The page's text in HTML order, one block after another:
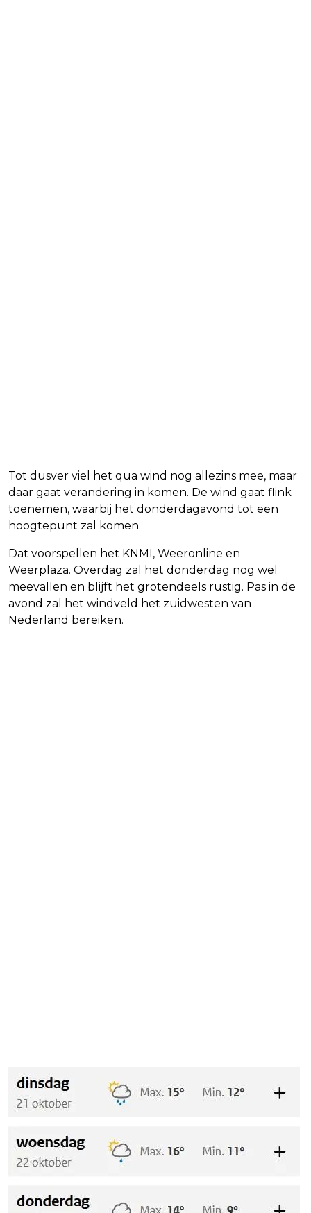
Tot dusver viel het qua wind nog allezins mee, maar
daar gaat verandering in komen. De wind gaat flink
toenemen, waarbij het donderdagavond tot een
hoogtepunt zal komen.
Dat voorspellen het KNMI, Weeronline en
Weerplaza. Overdag zal het donderdag nog wel
meevallen en blijft het grotendeels rustig. Pas in de
avond zal het windveld het zuidwesten van
Nederland bereiken.